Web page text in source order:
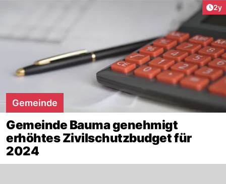
2y
Gemeinde
Gemeinde Bauma genehmigt
erhöhtes Zivilschutzbudget für
2024